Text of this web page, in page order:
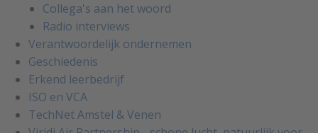
Collega's aan het woord
Radio interviews
Verantwoordelijk ondernemen
Geschiedenis
Erkend leerbedrijf
ISO en VCA
TechNet Amstel & Venen